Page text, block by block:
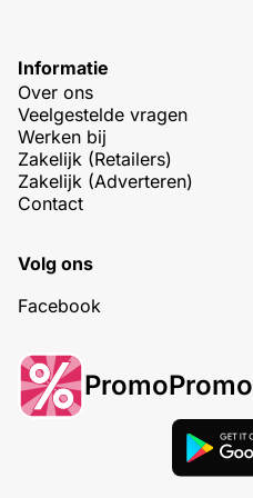
Informatie
Over ons
Veelgestelde vragen
Werken bij
Zakelijk (Retailers)
Zakelijk (Adverteren)
Contact
Volg ons
Facebook
PromoPromo